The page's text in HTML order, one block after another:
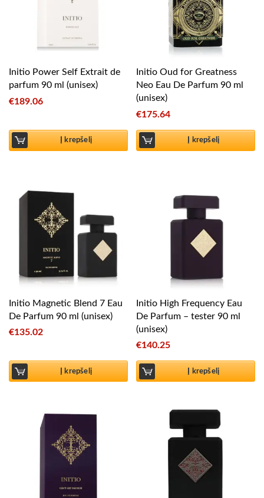
Initio Power Self Extrait de
parfum 90 ml (unisex)
€189.06
Į krepšelį
Initio Oud for Greatness
Neo Eau De Parfum 90 ml
(unisex)
€175.64
Į krepšelį
Initio Magnetic Blend 7 Eau
De Parfum 90 ml (unisex)
€135.02
Į krepšelį
Initio High Frequency Eau
De Parfum – tester 90 ml
(unisex)
€140.25
Į krepšelį